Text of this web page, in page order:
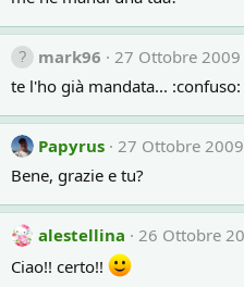
mark96
27 Ottobre 2009
te l'ho già mandata... :confuso:
Papyrus 27 Ottobre 2009
Bene, grazie e tu?
alestellina
26 Ottobre
Ciao!! certo!!